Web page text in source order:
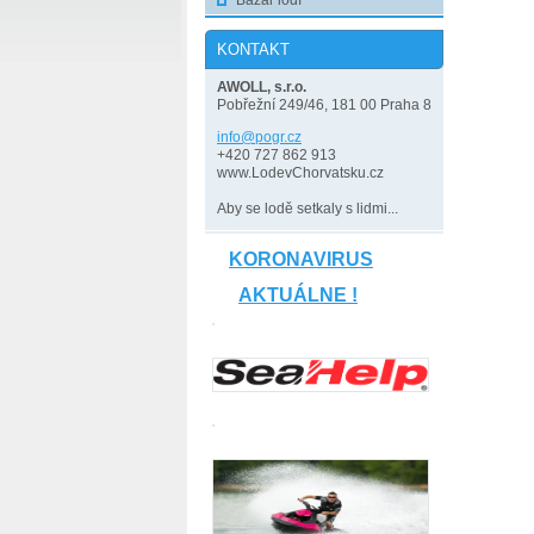
KONTAKT
AWOLL, s.r.o.
Pobřežní 249/46, 181 00 Praha 8
info@pogr.cz
+420 727 862 913
www.LodevChorvatsku.cz
Aby se lodě setkaly s lidmi...
KORONAVIRUS
AKTUÁLNE !